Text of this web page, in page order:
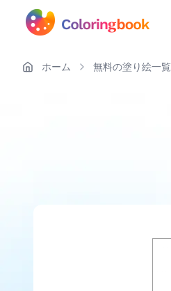
ホーム 無料の塗り絵一覧